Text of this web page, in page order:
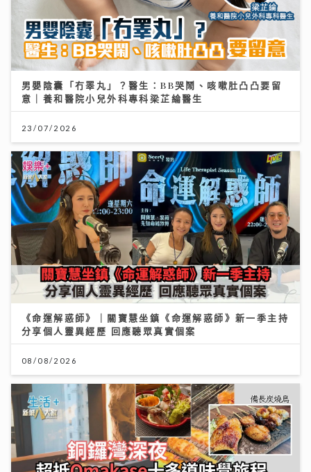
男嬰陰囊「冇睪丸」？醫生：BB哭鬧、咳嗽肚凸凸要留
意｜養和醫院小兒外科專科梁芷綸醫生
23/07/2026
《命運解惑師》｜關寶慧坐鎮《命運解惑師》新一季主持
分享個人靈異經歷 回應聽眾真實個案
08/08/2026